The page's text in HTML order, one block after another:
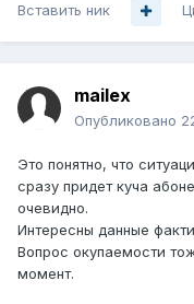
Вставить ник
mailex
Опубликовано
Это понятно, что
сразу придет куча
очевидно.
Интересны данные
Вопрос окупаемости
момент.